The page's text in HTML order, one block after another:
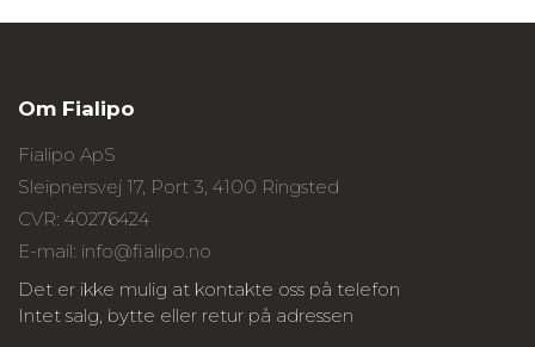
Om Fialipo
Fialipo ApS
Sleipnersvej 17, Port 3, 4100 Ringsted
CVR: 40276424
E-mail: info@fialipo.no
Det er ikke mulig at kontakte oss på telefon
Intet salg, bytte eller retur på adressen